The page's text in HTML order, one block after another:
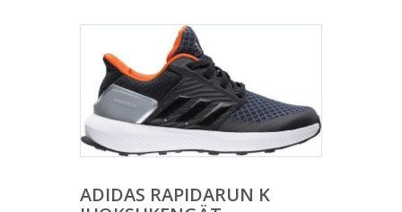
ADIDAS RAPIDARUN K